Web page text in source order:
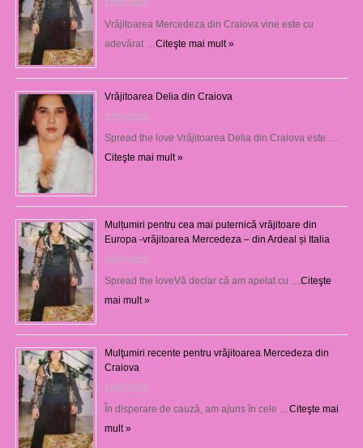
27/07/2026
Vrăjitoarea Mercedeza din Craiova vine este cu
adevărat …Citeşte mai mult »
Vrăjitoarea Delia din Craiova
27/07/2026
Spread the love Vrăjitoarea Delia din Craiova este …
Citeşte mai mult »
Mulțumiri pentru cea mai puternică vrăjitoare din
Europa -vrăjitoarea Mercedeza – din Ardeal și Italia
23/07/2026
Spread the loveVă declar că am apelat cu …Citeşte
mai mult »
Mulţumiri recente pentru vrăjitoarea Mercedeza din
Craiova
22/07/2026
În disperare de cauză, am ajuns în cele …Citeşte mai
mult »